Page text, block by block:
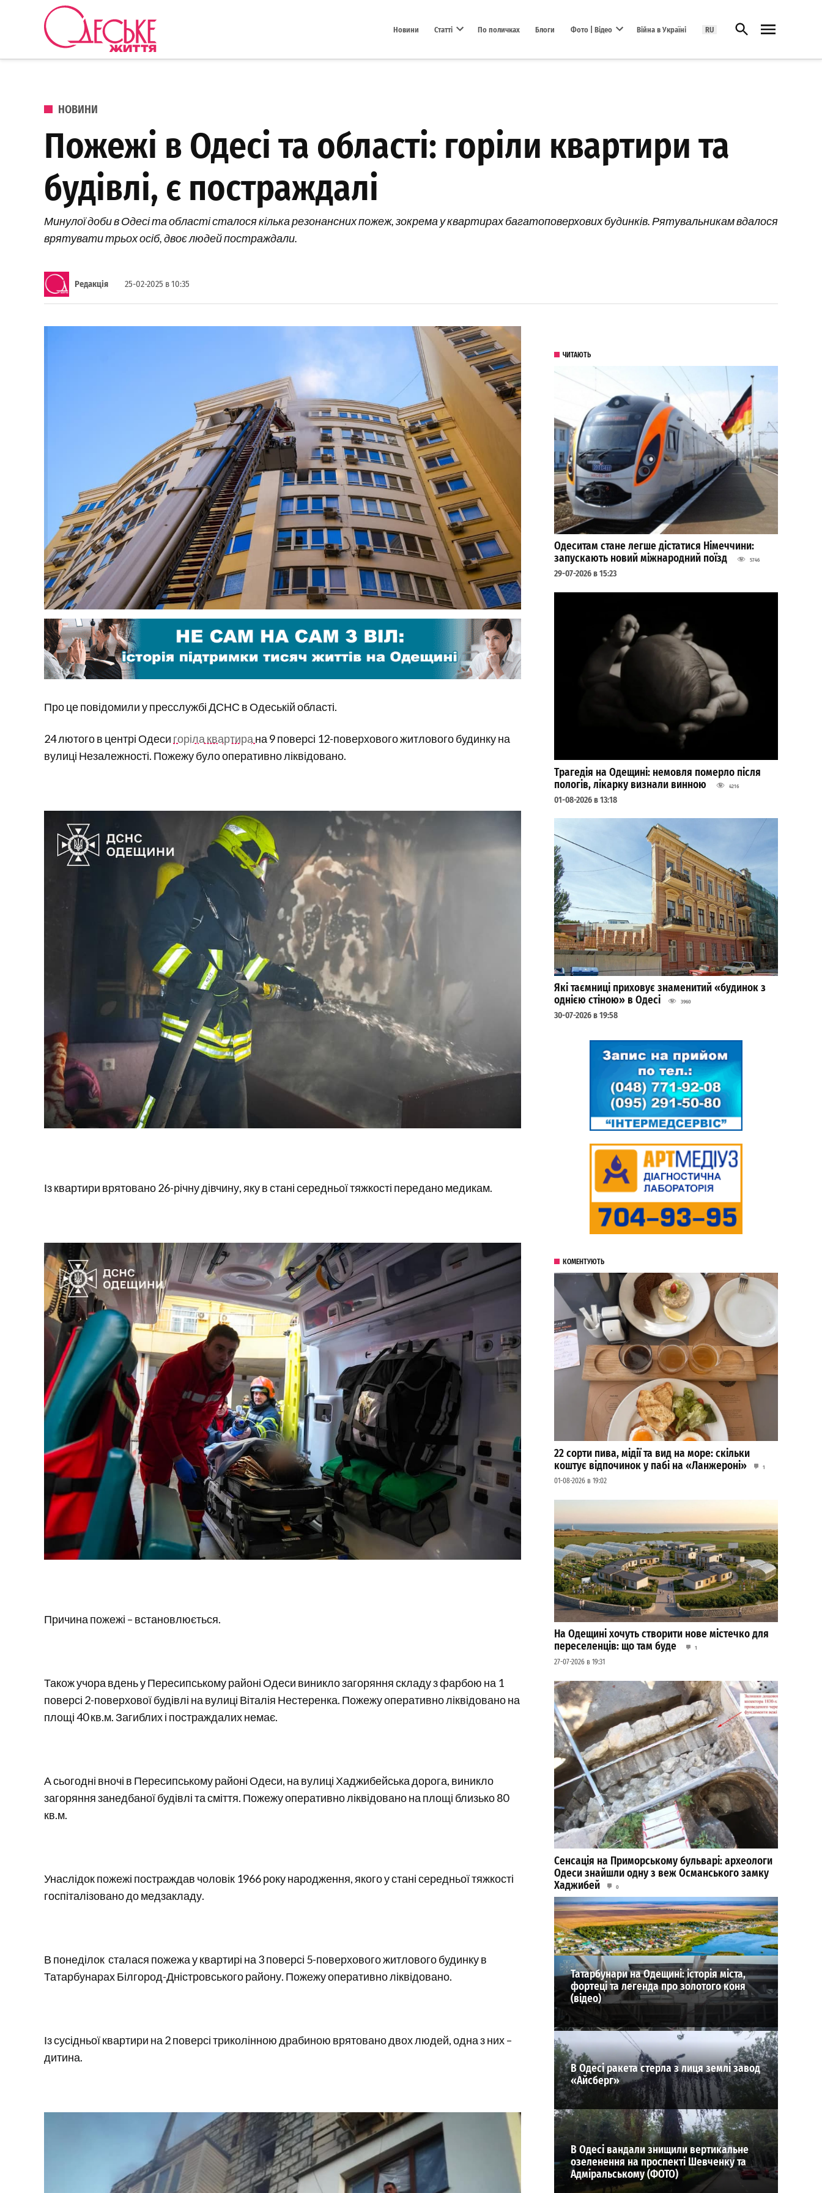
Перейти до вмісту
Новини Статті По поличках Блоги Фото | Відео Війна в Україні RU Відкрити пошук
ОПУБЛІКОВАНО В
НОВИНИ
Пожежі в Одесі та області: горіли квартири та
будівлі, є постраждалі
Минулої доби в Одесі та області сталося кілька резонансних пожеж, зокрема у квартирах багатоповерхових будинків. Рятувальникам вдалося
врятувати трьох осіб, двоє людей постраждали.
Редакція 25-02-2025 в 10:35
Про це повідомили у пресслужбі ДСНС в Одеській області.
24 лютого в центрі Одеси горіла квартира на 9 поверсі 12-поверхового житлового будинку на
вулиці Незалежності. Пожежу було оперативно ліквідовано.
Із квартири врятовано 26-річну дівчину, яку в стані середньої тяжкості передано медикам.
Причина пожежі – встановлюється.
Також учора вдень у Пересипському районі Одеси виникло загоряння складу з фарбою на 1
поверсі 2-поверхової будівлі на вулиці Віталія Нестеренка. Пожежу оперативно ліквідовано на
площі 40 кв.м. Загиблих і постраждалих немає.
А сьогодні вночі в Пересипському районі Одеси, на вулиці Хаджибейська дорога, виникло
загоряння занедбаної будівлі та сміття. Пожежу оперативно ліквідовано на площі близько 80
кв.м.
Унаслідок пожежі постраждав чоловік 1966 року народження, якого у стані середньої тяжкості
госпіталізовано до медзакладу.
В понеділок сталася пожежа у квартирі на 3 поверсі 5-поверхового житлового будинку в
Татарбунарах Білгород-Дністровського району. Пожежу оперативно ліквідовано.
Із сусідньої квартири на 2 поверсі триколінною драбиною врятовано двох людей, одна з них –
дитина.
ЧИТАЮТЬ
Одеситам стане легше дістатися Німеччини:
запускають новий міжнародний поїзд
5746
29-07-2026 в 15:23
Трагедія на Одещині: немовля померло після
пологів, лікарку визнали винною
4216
01-08-2026 в 13:18
Які таємниці приховує знаменитий «будинок з
однією стіною» в Одесі
3960
30-07-2026 в 19:58
КОМЕНТУЮТЬ
22 сорти пива, мідії та вид на море: скільки
коштує відпочинок у пабі на «Ланжероні»
1
01-08-2026 в 19:02
На Одещині хочуть створити нове містечко для
переселенців: що там буде
1
27-07-2026 в 19:31
Сенсація на Приморському бульварі: археологи
Одеси знайшли одну з веж Османського замку
Хаджибей
0
03-08-2026 в 08:49
ВИБІР РЕДАКЦІЇ
Татарбунари на Одещині: історія міста,
фортеці та легенда про золотого коня
(відео)
В Одесі ракета стерла з лиця землі завод
«Айсберг»
В Одесі вандали знищили вертикальне
озеленення на проспекті Шевченку та
Адміральському (ФОТО)